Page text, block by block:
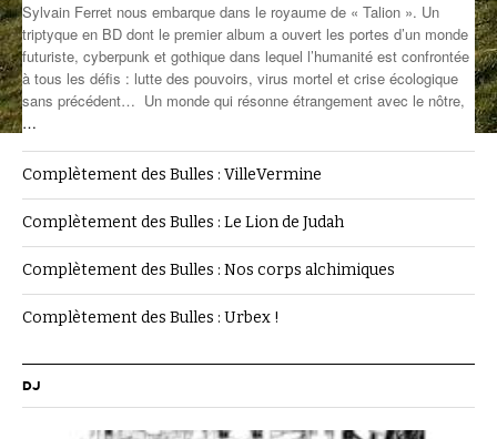
ANCIENNES ÉMISSIONS
Sylvain Ferret nous embarque dans le royaume de « Talion ». Un
triptyque en BD dont le premier album a ouvert les portes d’un monde
futuriste, cyberpunk et gothique dans lequel l’humanité est confrontée
à tous les défis : lutte des pouvoirs, virus mortel et crise écologique
sans précédent… Un monde qui résonne étrangement avec le nôtre,
…
Complètement des Bulles : VilleVermine
Complètement des Bulles : Le Lion de Judah
Complètement des Bulles : Nos corps alchimiques
Complètement des Bulles : Urbex !
DJ